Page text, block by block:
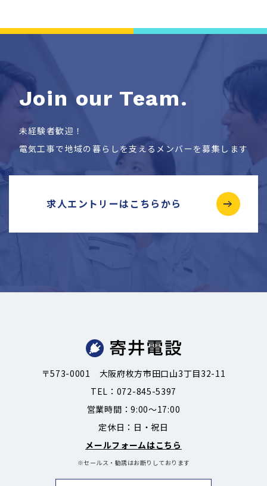
Join our Team.
未経験者歓迎！
電気工事で地域の暮らしを支えるメンバーを募集します
求人エントリーはこちらから
〒573-0001 大阪府枚方市田口山3丁目32-11
TEL： 072-845-5397
営業時間：9:00～17:00
定休日：日・祝日
メールフォームはこちら
※セールス・勧誘はお断りしております